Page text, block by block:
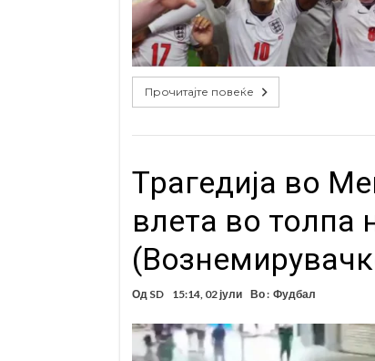
Прочитајте повеќе
Tрагедија во
влета во толпа
Од SD 15:14, 02 јули Во : Фудбал